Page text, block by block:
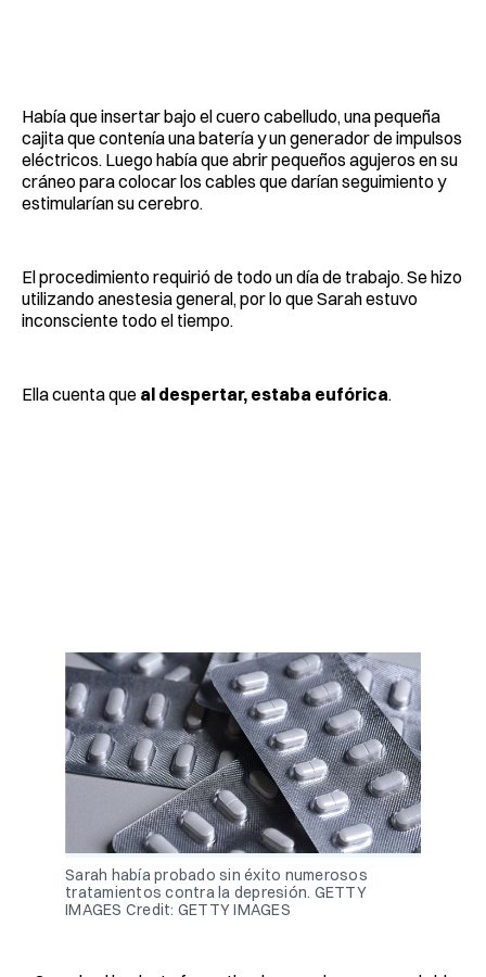
Había que insertar bajo el cuero cabelludo, una pequeña
cajita que contenía una batería y un generador de impulsos
eléctricos. Luego había que abrir pequeños agujeros en su
cráneo para colocar los cables que darían seguimiento y
estimularían su cerebro.
El procedimiento requirió de todo un día de trabajo. Se hizo
utilizando anestesia general, por lo que Sarah estuvo
inconsciente todo el tiempo.
Ella cuenta que al despertar, estaba eufórica.
Sarah había probado sin éxito numerosos
tratamientos contra la depresión. GETTY
IMAGES Credit: GETTY IMAGES